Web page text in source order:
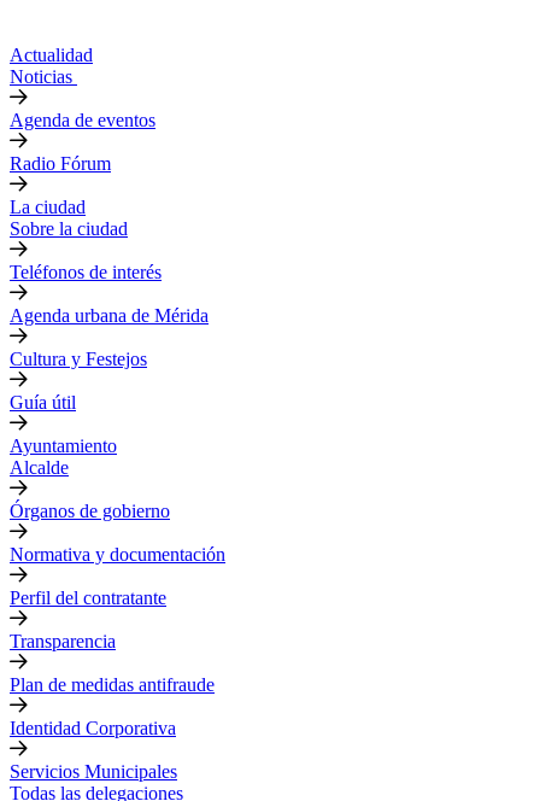
Actualidad
Noticias
Agenda de eventos
Radio Fórum
La ciudad
Sobre la ciudad
Teléfonos de interés
Agenda urbana de Mérida
Cultura y Festejos
Guía útil
Ayuntamiento
Alcalde
Órganos de gobierno
Normativa y documentación
Perfil del contratante
Transparencia
Plan de medidas antifraude
Identidad Corporativa
Servicios Municipales
Todas las delegaciones